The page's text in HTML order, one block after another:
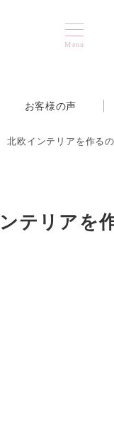
Menu
お客様の声
欧インテリアを作る
テリアを